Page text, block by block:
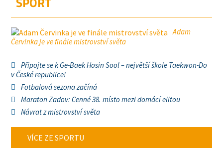
Adam
Červinka je ve finále mistrovství světa
Připojte se k Ge-Baek Hosin Sool – největší škole Taekwon-Do
v České republice!
Fotbalová sezona začíná
Maraton Zadov: Cenné 38. místo mezi domácí elitou
Návrat z mistrovství světa
VÍCE ZE SPORTU